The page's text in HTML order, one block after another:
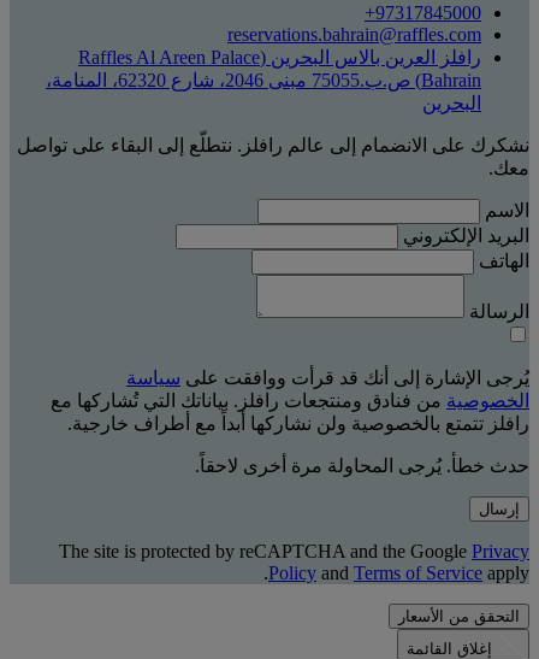
‎+97317845000
reservations.bahrain@raffles.com
رافلز العرين بالاس البحرين (Raffles Al Areen Palace
Bahrain) ص.ب.75055 مبنى 2046، شارع 62320، المنامة،
البحرين
نشكرك على الانضمام إلى عالم رافلز. نتطلّع إلى البقاء على تواصل
معك.
الاسم
البريد الإلكتروني
الهاتف
الرسالة
يُرجى الإشارة إلى أنك قد قرأت ووافقت على سياسة
الخصوصية من فنادق ومنتجعات رافلز. بياناتك التي تُشاركها مع
رافلز تتمتع بالخصوصية ولن نشاركها أبداً مع أطراف خارجية.
حدث خطأ. يُرجى المحاولة مرة أخرى لاحقاً.
إرسال
The site is protected by reCAPTCHA and the Google Privacy
Policy and Terms of Service apply.
التحقق من الأسعار
إغلاق القائمة